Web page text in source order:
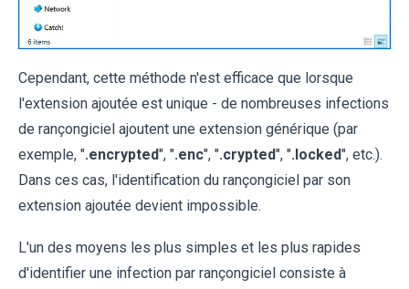
Cependant, cette méthode n'est efficace que lorsque
l'extension ajoutée est unique - de nombreuses infections
de rançongiciel ajoutent une extension générique (par
exemple, ".encrypted", ".enc", ".crypted", ".locked", etc.).
Dans ces cas, l'identification du rançongiciel par son
extension ajoutée devient impossible.
L'un des moyens les plus simples et les plus rapides
d'identifier une infection par rançongiciel consiste à